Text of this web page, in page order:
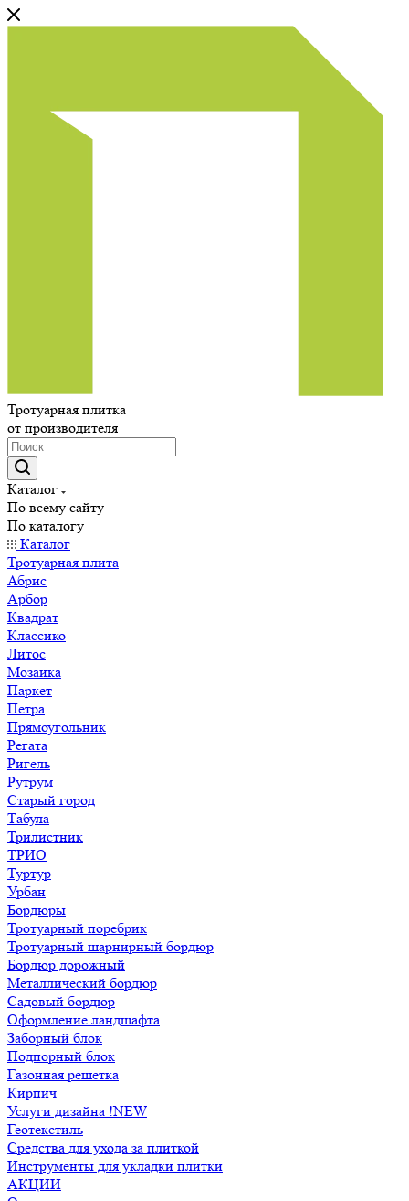
Тротуарная плитка
от производителя
Каталог
По всему сайту
По каталогу
Каталог
Тротуарная плита
Абрис
Арбор
Квадрат
Классико
Литос
Мозаика
Паркет
Петра
Прямоугольник
Регата
Ригель
Рутрум
Старый город
Табула
Трилистник
ТРИО
Туртур
Урбан
Бордюры
Тротуарный поребрик
Тротуарный шарнирный бордюр
Бордюр дорожный
Металлический бордюр
Садовый бордюр
Оформление ландшафта
Заборный блок
Подпорный блок
Газонная решетка
Кирпич
Услуги дизайна !NEW
Геотекстиль
Средства для ухода за плиткой
Инструменты для укладки плитки
АКЦИИ